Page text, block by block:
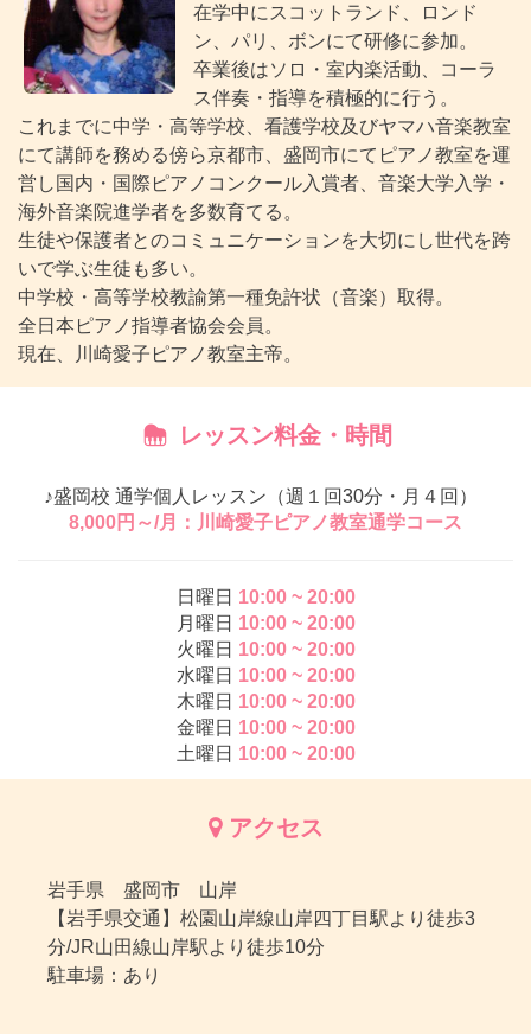
在学中にスコットランド、ロンド
ン、パリ、ボンにて研修に参加。
卒業後はソロ・室内楽活動、コーラ
ス伴奏・指導を積極的に行う。
これまでに中学・高等学校、看護学校及びヤマハ音楽教室
にて講師を務める傍ら京都市、盛岡市にてピアノ教室を運
営し国内・国際ピアノコンクール入賞者、音楽大学入学・
海外音楽院進学者を多数育てる。
生徒や保護者とのコミュニケーションを大切にし世代を跨
いで学ぶ生徒も多い。
中学校・高等学校教諭第一種免許状（音楽）取得。
全日本ピアノ指導者協会会員。
現在、川崎愛子ピアノ教室主帝。
レッスン料金・時間
♪盛岡校 通学個人レッスン（週１回30分・月４回）
8,000円～/月：川崎愛子ピアノ教室通学コース
日曜日 10:00 ~ 20:00
月曜日 10:00 ~ 20:00
火曜日 10:00 ~ 20:00
水曜日 10:00 ~ 20:00
木曜日 10:00 ~ 20:00
金曜日 10:00 ~ 20:00
土曜日 10:00 ~ 20:00
アクセス
岩手県 盛岡市 山岸
【岩手県交通】松園山岸線山岸四丁目駅より徒歩3
分/JR山田線山岸駅より徒歩10分
駐車場：あり